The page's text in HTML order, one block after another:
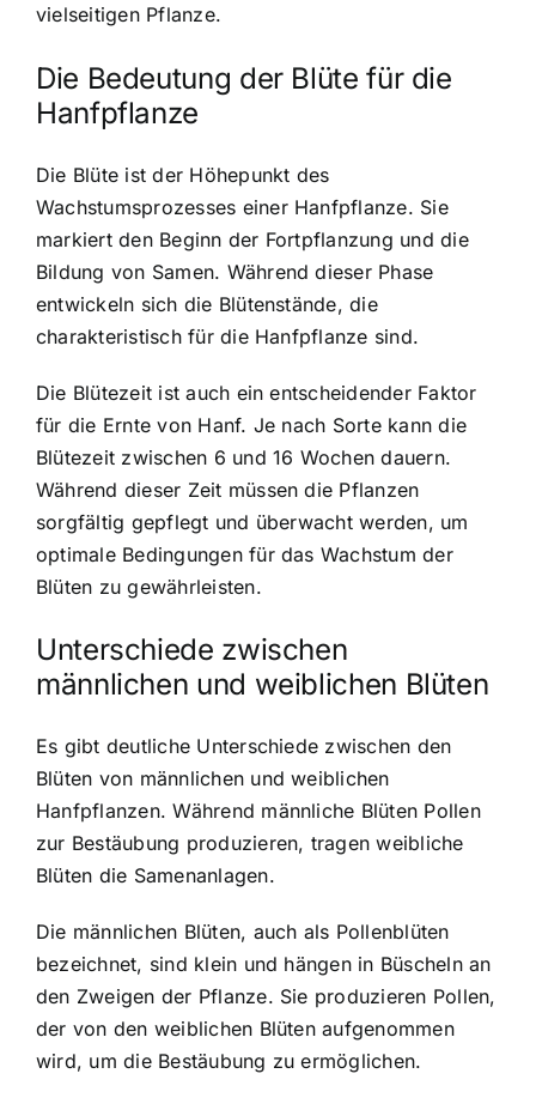
vielseitigen Pflanze.
Die Bedeutung der Blüte für die
Hanfpflanze
Die Blüte ist der Höhepunkt des
Wachstumsprozesses einer Hanfpflanze. Sie
markiert den Beginn der Fortpflanzung und die
Bildung von Samen. Während dieser Phase
entwickeln sich die Blütenstände, die
charakteristisch für die Hanfpflanze sind.
Die Blütezeit ist auch ein entscheidender Faktor
für die Ernte von Hanf. Je nach Sorte kann die
Blütezeit zwischen 6 und 16 Wochen dauern.
Während dieser Zeit müssen die Pflanzen
sorgfältig gepflegt und überwacht werden, um
optimale Bedingungen für das Wachstum der
Blüten zu gewährleisten.
Unterschiede zwischen
männlichen und weiblichen Blüten
Es gibt deutliche Unterschiede zwischen den
Blüten von männlichen und weiblichen
Hanfpflanzen. Während männliche Blüten Pollen
zur Bestäubung produzieren, tragen weibliche
Blüten die Samenanlagen.
Die männlichen Blüten, auch als Pollenblüten
bezeichnet, sind klein und hängen in Büscheln an
den Zweigen der Pflanze. Sie produzieren Pollen,
der von den weiblichen Blüten aufgenommen
wird, um die Bestäubung zu ermöglichen.